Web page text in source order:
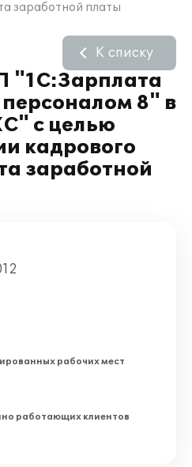
заработной платы
"1С:Зарплата
8" в
с целью
кадрового
заработной
К списку
рабочих мест
работающих клиентов